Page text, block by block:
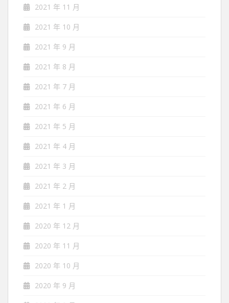
2021 年 11 月
2021 年 10 月
2021 年 9 月
2021 年 8 月
2021 年 7 月
2021 年 6 月
2021 年 5 月
2021 年 4 月
2021 年 3 月
2021 年 2 月
2021 年 1 月
2020 年 12 月
2020 年 11 月
2020 年 10 月
2020 年 9 月